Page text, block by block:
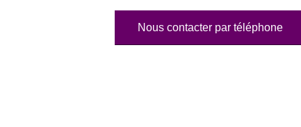
Nous contacter par téléphone